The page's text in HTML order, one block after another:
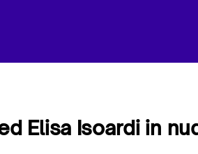
Elisa Isoardi in